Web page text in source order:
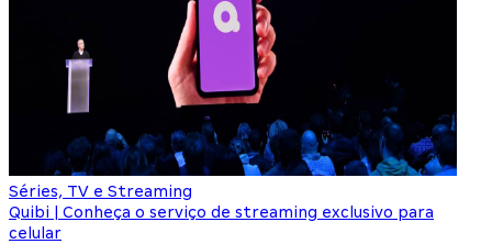
Séries, TV e Streaming
Quibi | Conheça o serviço de streaming exclusivo para
celular